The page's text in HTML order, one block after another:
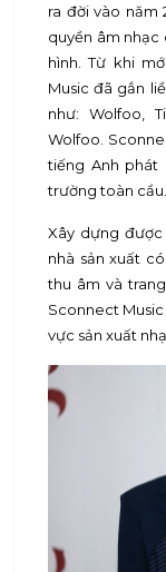
ra đời vào năm
quyền âm
hình. Từ khi
Music đã gắn
như: Wolfoo,
Wolfoo.
tiếng Anh
trường toàn cầu.
Xây dựng
nhà sản xuất
thu âm và
Sconnect
vực sản xuất